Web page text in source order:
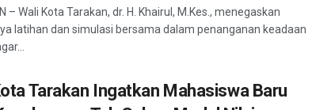
– Wali Kota Tarakan, dr. H. Khairul, M.Kes., menegaskan
latihan dan simulasi bersama dalam penanganan keadaan
Tarakan Ingatkan Mahasiswa Baru